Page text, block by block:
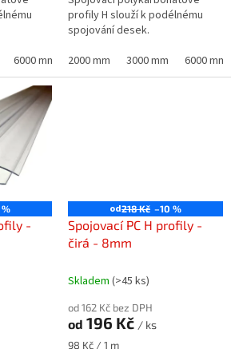
6000 mm
profily H slouží k podélnému
spojování desek.
2000 mm
3000 mm 6000 mm
%
-
od218 Kč –10 %
Spojovací PC H profily -
čirá - 8mm
Skladem (>45 ks)
od 162 Kč bez DPH
od 196 Kč / ks
Měrná
98 Kč / 1 m